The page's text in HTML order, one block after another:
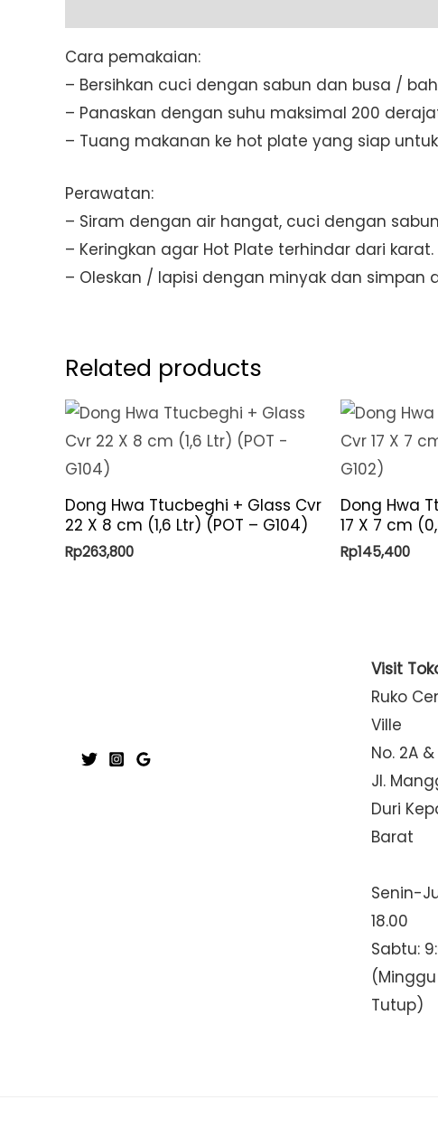
Cara pemakaian:
– Bersihkan cuci dengan sabun dan busa /
– Panaskan dengan suhu maksimal 200
– Tuang makanan ke hot plate yang siap
Perawatan:
– Siram dengan air hangat, cuci dengan
– Keringkan agar Hot Plate terhindar dari karat.
– Oleskan / lapisi dengan minyak dan simpan
Related products
Dong Hwa Ttucbeghi + Glass Cvr
22 X 8 cm (1,6 Ltr) (POT – G104)
Rp263,800
Dong Hwa
17 X 7 cm
Rp145,400
Visit
Ruko
Ville
No. 2A &
Jl.
Duri
Barat
Senin-
18.00
Sabtu:
Tutup)